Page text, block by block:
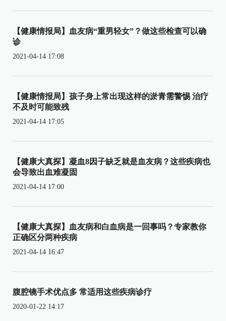
【健康情报局】血友病“重男轻女”？做这些检查可以确
诊
2021-04-14 17:08
【健康情报局】孩子身上常出现这样的淤青需警惕 治疗
不及时可能致残
2021-04-14 17:05
【健康大真探】凝血8因子缺乏就是血友病？这些疾病也
会导致出血难凝固
2021-04-14 17:00
【健康大真探】血友病和白血病是一回事吗？专家教你
正确区分两种疾病
2021-04-14 16:47
腹腔镜手术优点多 常适用这些疾病诊疗
2020-01-22 14:17